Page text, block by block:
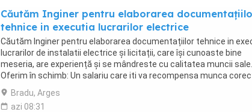
Căutăm Inginer pentru elaborarea
tehnice in executia lucrarilor electrice
Căutăm Inginer pentru elaborarea documentațiilor tehnice in
lucrarilor de instalatii electrice și licitații, care își cunoaste bine
meseria, are experiență și se mândreste cu calitatea muncii sale.
Oferim în schimb: Un salariu care iti va recompensa munca
care îl vei primi mereu ...
Bradu, Arges
azi 08:31